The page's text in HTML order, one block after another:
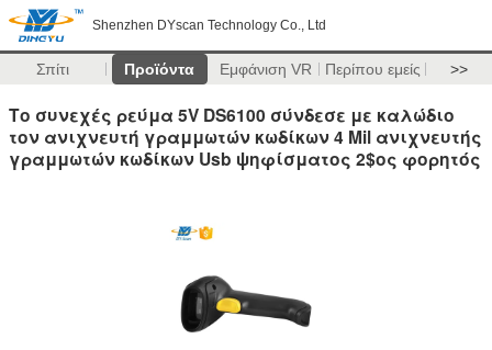
Shenzhen DYscan Technology Co., Ltd
Σπίτι Προϊόντα Εμφάνιση VR Περίπου εμείς >>
Το συνεχές ρεύμα 5V DS6100 σύνδεσε με καλώδιο
τον ανιχνευτή γραμμωτών κωδίκων 4 Mil ανιχνευτής
γραμμωτών κωδίκων Usb ψηφίσματος 2$ος φορητός